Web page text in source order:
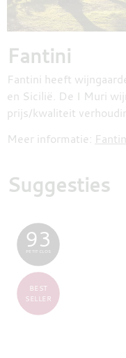
Fantini
Fantini heeft
en Sicilië. De I Muri
prijs/kwaliteit
Meer informatie:
Suggesties
93
PETIT CLOS
BEST
SELLER